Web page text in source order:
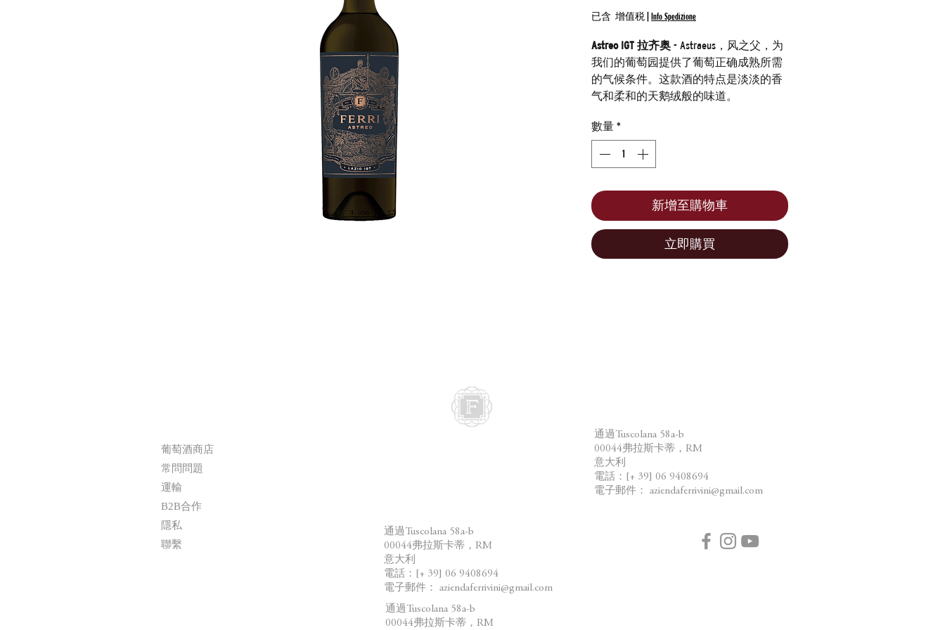
格
已含 增值税 Info Spedizione
Astreo IGT 拉齐奥 - Astraeus，风之父，为
我们的葡萄园提供了葡萄正确成熟所需
的气候条件。这款酒的特点是淡淡的香
气和柔和的天鹅绒般的味道。
數量 *
新增至購物車
立即購買
葡萄酒商店
常問問題
運輸
B2B合作
隱私
聯繫
通過Tuscolana 58a-b
00044弗拉斯卡蒂，RM
意大利
電話：[+ 39] 06 9408694
電子郵件： aziendaferrivini@gmail.com
通過Tuscolana 58a-b
00044弗拉斯卡蒂，RM
意大利
電話：[+ 39] 06 9408694
電子郵件： aziendaferrivini@gmail.com
通過Tuscolana 58a-b
00044弗拉斯卡蒂，RM